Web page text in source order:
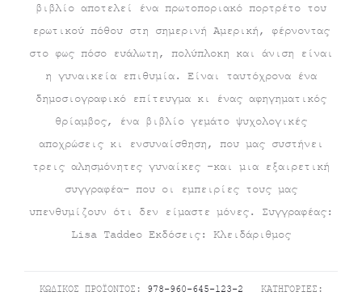
βιβλίο αποτελεί ένα πρωτοποριακό πορτρέτο του
ερωτικού πόθου στη σημερινή Αμερική, φέρνοντας
στο φως πόσο ευάλωτη, πολύπλοκη και άνιση είναι
η γυναικεία επιθυμία. Είναι ταυτόχρονα ένα
δημοσιογραφικό επίτευγμα κι ένας αφηγηματικός
θρίαμβος, ένα βιβλίο γεμάτο ψυχολογικές
αποχρώσεις κι ενσυναίσθηση, που μας συστήνει
τρεις αλησμόνητες γυναίκες –και μια εξαιρετική
συγγραφέα– που οι εμπειρίες τους μας
υπενθυμίζουν ότι δεν είμαστε μόνες. Συγγραφέας:
Lisa Taddeo Εκδόσεις: Κλειδάριθμος
ΚΩΔΙΚΌΣ ΠΡΟΪΌΝΤΟΣ: 978-960-645-123-2
ΚΑΤΗΓΟΡΊΕΣ: